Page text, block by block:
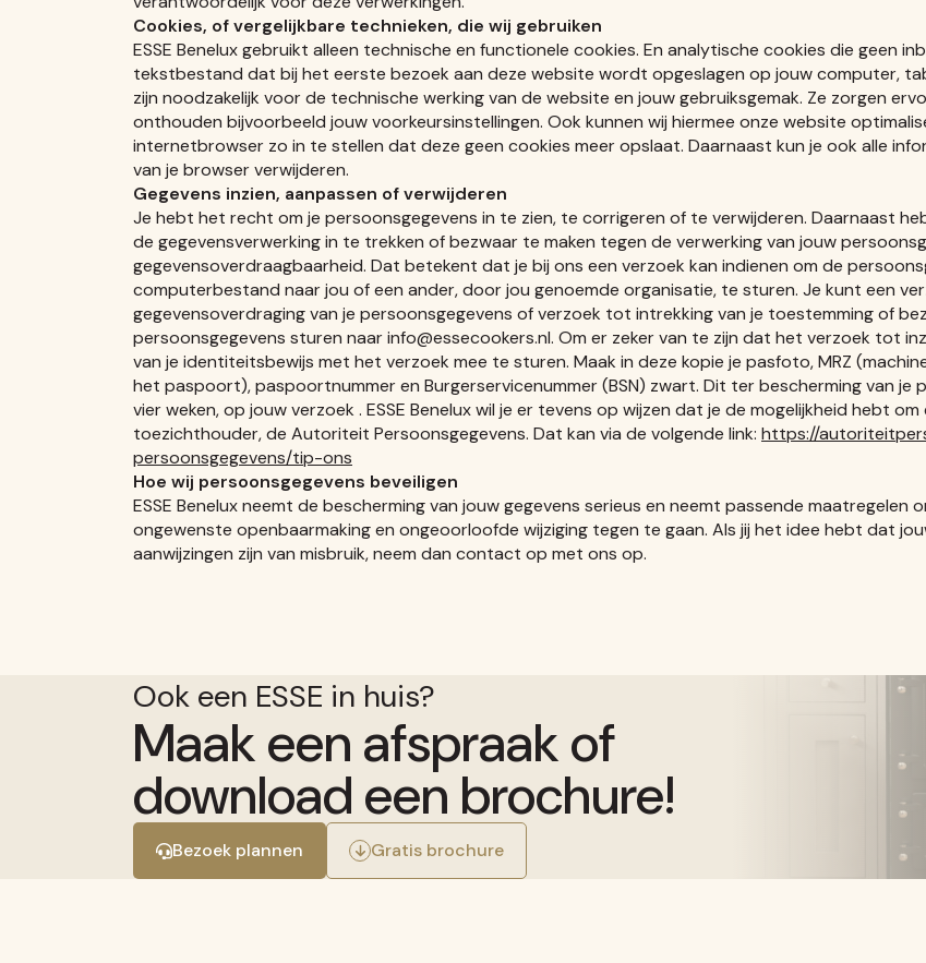
Cookies, of vergelijkbare technieken, die wij gebruiken
ESSE Benelux gebruikt alleen technische en functionele cookies. En analytische cookies die geen
tekstbestand dat bij het eerste bezoek aan deze website wordt opgeslagen op jouw computer,
zijn noodzakelijk voor de technische werking van de website en jouw gebruiksgemak. Ze zorgen
onthouden bijvoorbeeld jouw voorkeursinstellingen. Ook kunnen wij hiermee onze website
internetbrowser zo in te stellen dat deze geen cookies meer opslaat. Daarnaast kun je ook alle
van je browser verwijderen.
Gegevens inzien, aanpassen of verwijderen
Je hebt het recht om je persoonsgegevens in te zien, te corrigeren of te verwijderen. Daarnaast
de gegevensverwerking in te trekken of bezwaar te maken tegen de verwerking van jouw
gegevensoverdraagbaarheid. Dat betekent dat je bij ons een verzoek kan indienen om de
computerbestand naar jou of een ander, door jou genoemde organisatie, te sturen. Je kunt een
gegevensoverdraging van je persoonsgegevens of verzoek tot intrekking van je toestemming of
persoonsgegevens sturen naar info@essecookers.nl. Om er zeker van te zijn dat het verzoek tot
van je identiteitsbewijs met het verzoek mee te sturen. Maak in deze kopie je pasfoto, MRZ
het paspoort), paspoortnummer en Burgerservicenummer (BSN) zwart. Dit ter bescherming van je
vier weken, op jouw verzoek . ESSE Benelux wil je er tevens op wijzen dat je de mogelijkheid hebt
toezichthouder, de Autoriteit Persoonsgegevens. Dat kan via de volgende link: https://
persoonsgegevens/tip-ons
Hoe wij persoonsgegevens beveiligen
ESSE Benelux neemt de bescherming van jouw gegevens serieus en neemt passende maatregelen
ongewenste openbaarmaking en ongeoorloofde wijziging tegen te gaan. Als jij het idee hebt dat
aanwijzingen zijn van misbruik, neem dan contact op met ons op.
Ook een ESSE in huis?
Maak een afspraak of
download een brochure!
Bezoek plannen Gratis brochure